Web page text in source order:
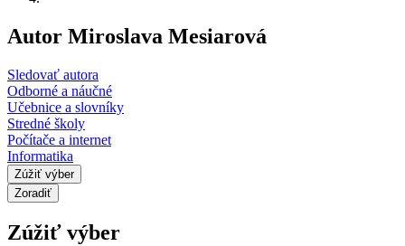
Autor Miroslava Mesiarová
Sledovať autora
Odborné a náučné
Učebnice a slovníky
Stredné školy
Počítače a internet
Informatika
Zúžiť výber
Zoradiť
Zúžiť výber